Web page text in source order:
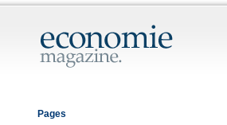
Pages